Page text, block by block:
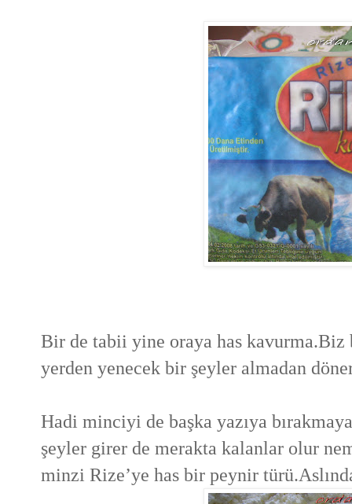
Bir de tabii yine oraya has
yerden yenecek bir şeyler almadan
Hadi minciyi de başka yazıya
şeyler girer de merakta kalanlar olur
minzi Rize’ye has bir peynir